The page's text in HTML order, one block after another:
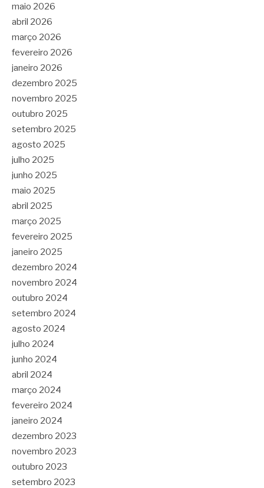
maio 2026
abril 2026
março 2026
fevereiro 2026
janeiro 2026
dezembro 2025
novembro 2025
outubro 2025
setembro 2025
agosto 2025
julho 2025
junho 2025
maio 2025
abril 2025
março 2025
fevereiro 2025
janeiro 2025
dezembro 2024
novembro 2024
outubro 2024
setembro 2024
agosto 2024
julho 2024
junho 2024
abril 2024
março 2024
fevereiro 2024
janeiro 2024
dezembro 2023
novembro 2023
outubro 2023
setembro 2023